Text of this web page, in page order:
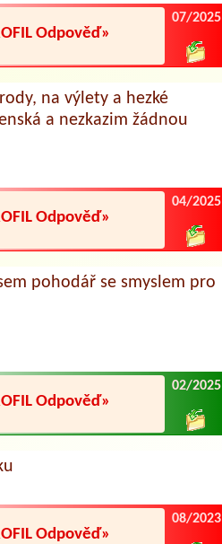
Odpověď»
07/2025
na výlety a hezké
a nezkazim žádnou
Odpověď»
04/2025
pohodář se smyslem pro
Odpověď»
02/2025
Odpověď»
08/2023